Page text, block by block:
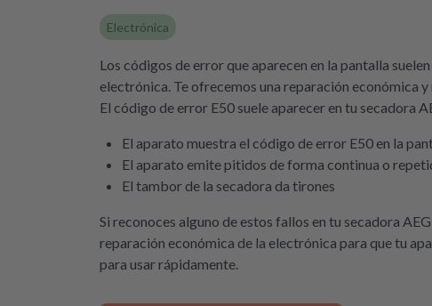
Electrónica
Los códigos de error que aparecen en la pantalla
electrónica. Te ofrecemos una reparación económica y
El código de error E50 suele aparecer en tu secadora
El aparato muestra el código de error E50 en la
El aparato emite pitidos de forma continua o
El tambor de la secadora da tirones
Si reconoces alguno de estos fallos en tu secadora
reparación económica de la electrónica para que tu
para usar rápidamente.